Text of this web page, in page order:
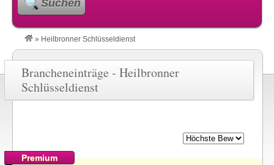
Suchen
» Heilbronner Schlüsseldienst
Brancheneinträge - Heilbronner
Schlüsseldienst
Premium